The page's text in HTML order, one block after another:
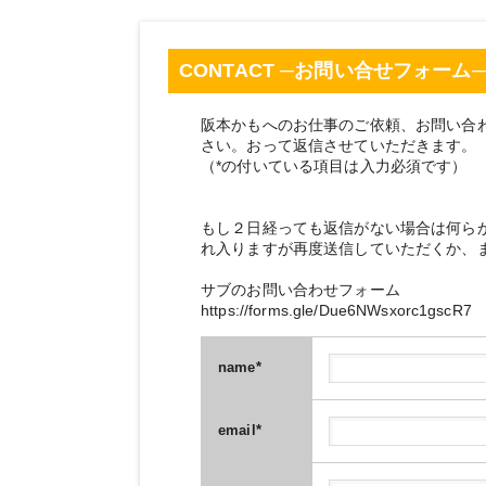
CONTACT ─お問い合せフォーム─
阪本かもへのお仕事のご依頼、お問い
さい。おって返信させていただきます。
（*の付いている項目は入力必須です）
もし２日経っても返信がない場合は何
れ入りますが再度送信していただくか
サブのお問い合わせフォーム
https://forms.gle/Due6NWsxorc1gscR7
name*
email *